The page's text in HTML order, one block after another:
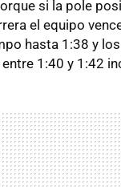
si la pole
el equipo
hasta 1:38 y
1:40 y 1:42